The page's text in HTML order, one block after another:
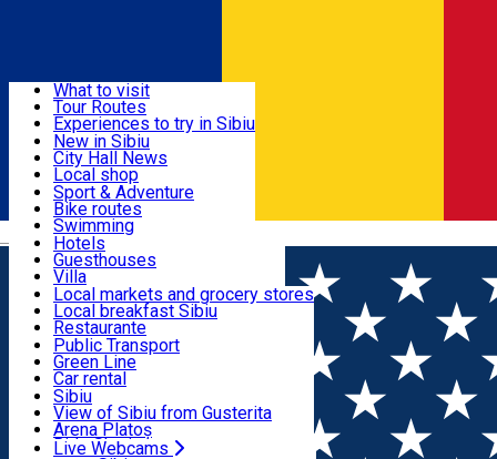
Română
Useful info
Activities & Adventure
Accommodation
Food, Drinks & Nightlife
Transport & Parking
Live Webcams
What to visit
Tour Routes
Experiences to try in Sibiu
Podcast
Culture
Museums
Churches
Parks, Zoo
County of Sibiu
New in Sibiu
City Hall News
Local shop
Sibiu artisans
Sibiul Verde
Public services
Education
How do I get to Sibiu
Tourist Info
Tour Guides
Guided tours
Publicații locale
Beauty salons
Sport & Adventure
Bike routes
Swimming
Riding
Indoor activities
Loc de joacă indoor
Loc de joacă outdoor
Ski
Ice skating
Yoga
Hotels
Guesthouses
Villa
Hostels
Motel
Camping
Renting rooms
Rooms for rent
Accommodation outside Sibiu
Local markets and grocery stores
Local breakfast Sibiu
Restaurante
Pizza
Fast Food
Coffee
Sweets
Pub, Bar
Night clubs
Bakeries
Public Transport
Green Line
Car rental
Rent a bike
Scooter rentals
Taxi
Ride Sharing
Sibiu
View of Sibiu from Gusterita
Arena Platoș
Live Webcams